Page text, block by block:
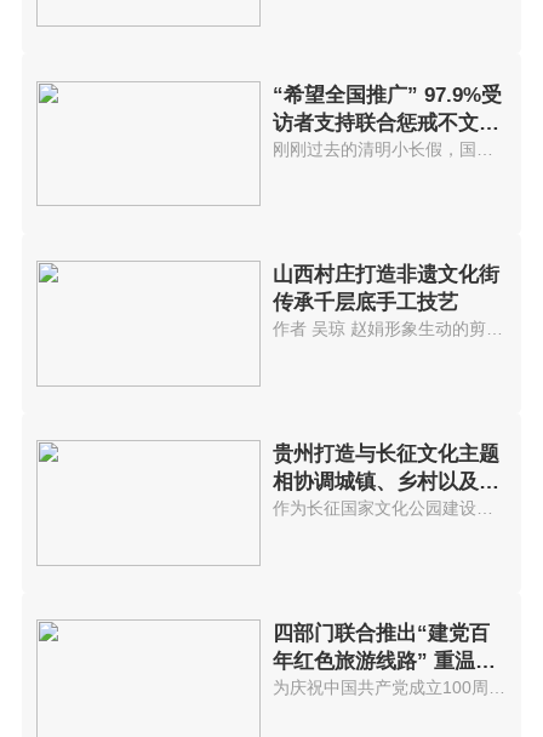
“希望全国推广” 97.9%受
访者支持联合惩戒不文明
游客
山西村庄打造非遗文化街
传承千层底手工技艺
作者 吴琼 赵娟形象生动的剪纸...
贵州打造与长征文化主题
相协调城镇、乡村以及景
区
四部门联合推出“建党百
年红色旅游线路” 重温红
色历史